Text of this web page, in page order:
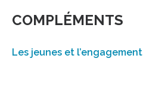
COMPLÉMENTS
Les jeunes et l’engagement